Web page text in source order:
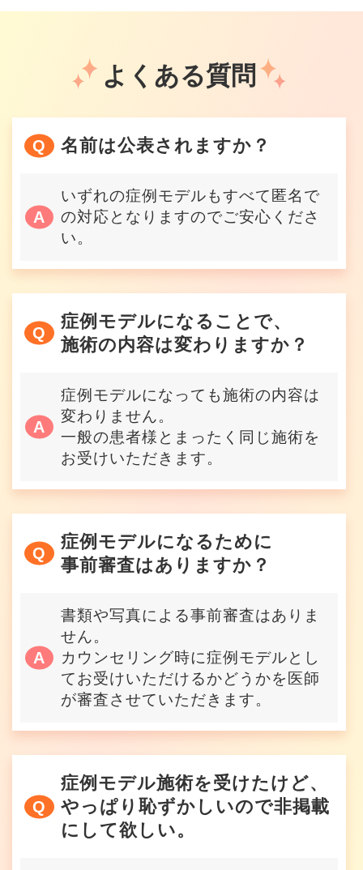
よくある質問
名前は公表されますか？
いずれの症例モデルもすべて匿名で
の対応となりますのでご安心くださ
い。
症例モデルになることで、
施術の内容は変わりますか？
症例モデルになっても施術の内容は
変わりません。
一般の患者様とまったく同じ施術を
お受けいただきます。
症例モデルになるために
事前審査はありますか？
書類や写真による事前審査はありま
せん。
カウンセリング時に症例モデルとし
てお受けいただけるかどうかを医師
が審査させていただきます。
症例モデル施術を受けたけど、
やっぱり恥ずかしいので非掲載
にして欲しい。